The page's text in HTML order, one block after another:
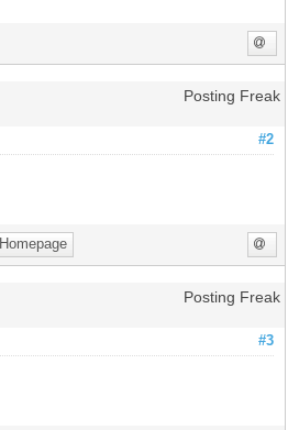
Posting Freak
#2
Homepage
Posting Freak
#3